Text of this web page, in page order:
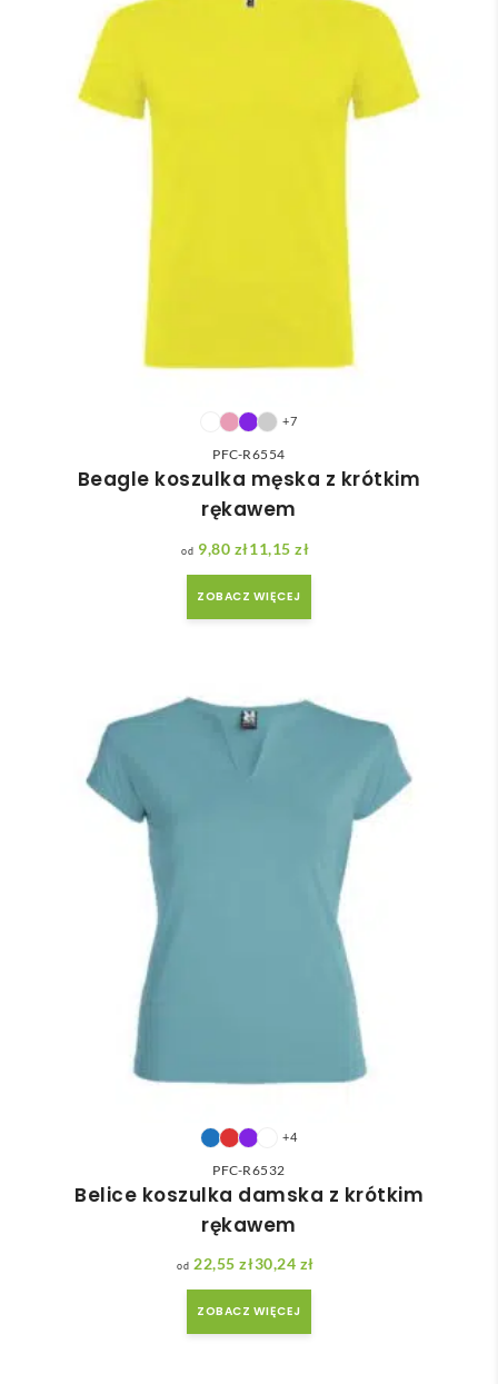
+7
PFC-R6554
Beagle koszulka męska z krótkim
rękawem
9,80 zł11,15zł
ZOBACZ WIĘCEJ
+4
PFC-R6532
Belice koszulka damska z krótkim
rękawem
22,55 zł30,24 zł
ZOBACZ WIĘCEJ